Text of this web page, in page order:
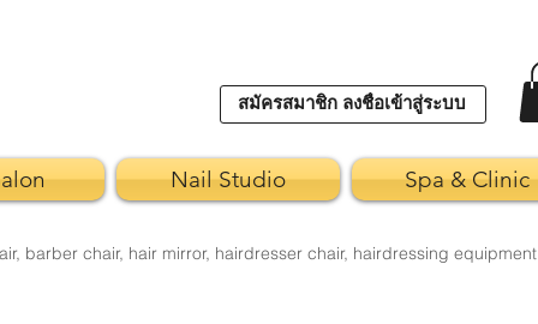
สมัครสมาชิก ลงชื่อเข้าสู่ระบบ
Nail Studio Spa & Clinic
barber chair, hair mirror, hairdresser chair, hairdressing equipment